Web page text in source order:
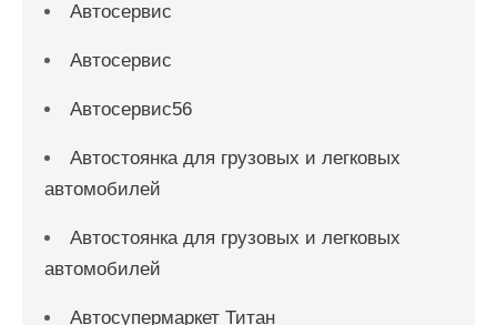
Автосервис
Автосервис
Автосервис56
Автостоянка для грузовых и легковых
автомобилей
Автостоянка для грузовых и легковых
автомобилей
Автосупермаркет Титан